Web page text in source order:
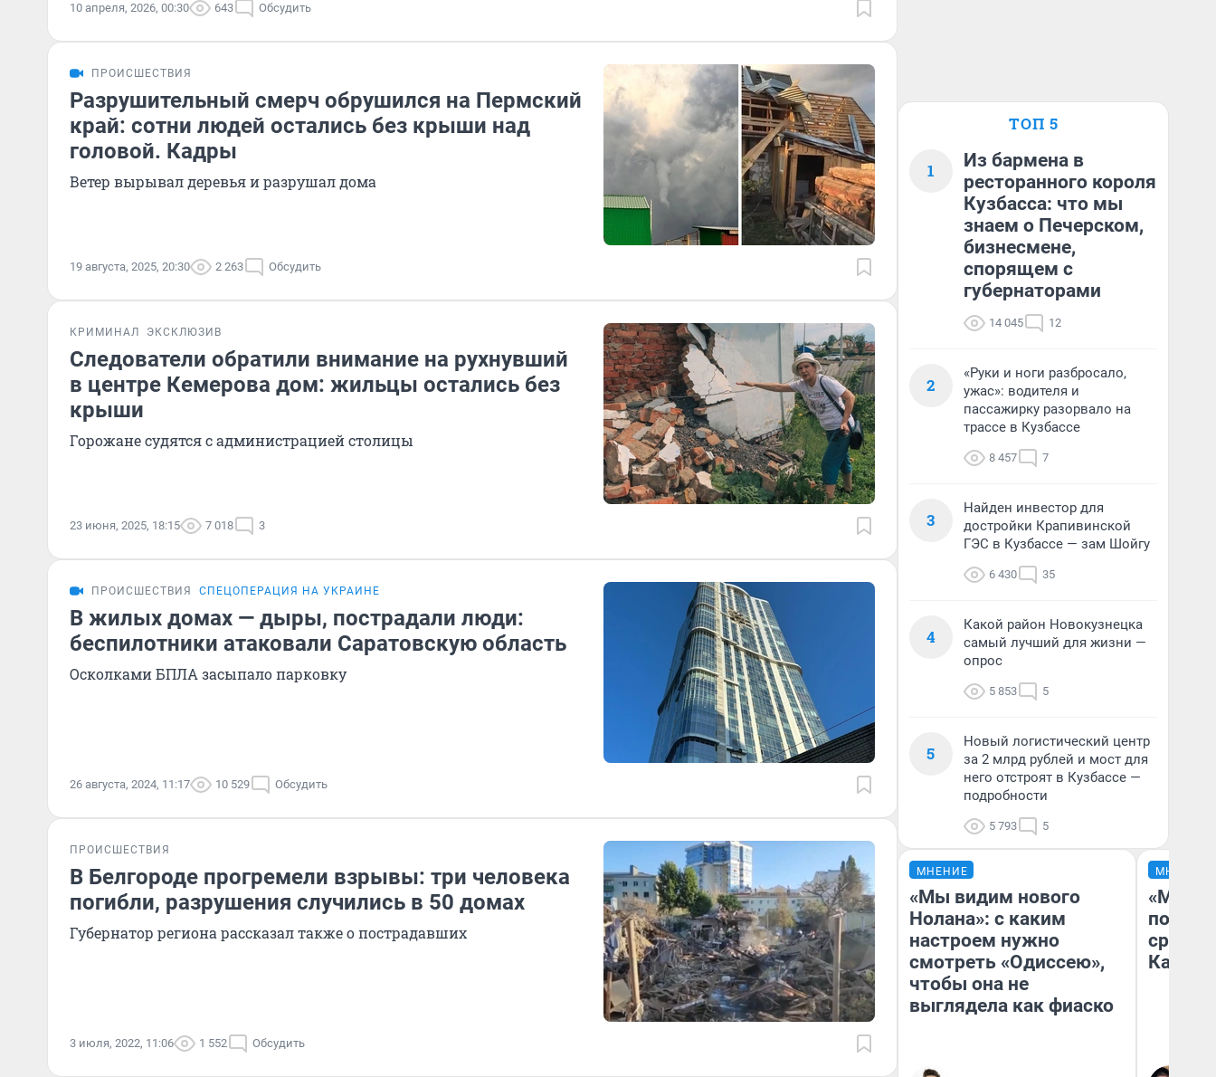
10 апреля, 2026, 00:30 643 Обсудить
ПРОИСШЕСТВИЯ
Разрушительный смерч обрушился на Пермский
край: сотни людей остались без крыши над
головой. Кадры
Ветер вырывал деревья и разрушал дома
19 августа, 2025, 20:30 2 263 Обсудить
КРИМИНАЛ ЭКСКЛЮЗИВ
Следователи обратили внимание на рухнувший
в центре Кемерова дом: жильцы остались без
крыши
Горожане судятся с администрацией столицы
23 июня, 2025, 18:15 7 018 3
ПРОИСШЕСТВИЯ СПЕЦОПЕРАЦИЯ НА УКРАИНЕ
В жилых домах — дыры, пострадали люди:
беспилотники атаковали Саратовскую область
Осколками БПЛА засыпало парковку
26 августа, 2024, 11:17 10 529 Обсудить
ПРОИСШЕСТВИЯ
В Белгороде прогремели взрывы: три человека
погибли, разрушения случились в 50 домах
Губернатор региона рассказал также о пострадавших
3 июля, 2022, 11:06 1 552 Обсудить
ТОП 5
1
Из бармена в
ресторанного короля
Кузбасса: что мы
знаем о Печерском,
бизнесмене,
спорящем с
губернаторами
14 045 12
2
«Руки и ноги разбросало,
ужас»: водителя и
пассажирку разорвало на
трассе в Кузбассе
8 457 7
3
Найден инвестор для
достройки Крапивинской
ГЭС в Кузбассе — зам Шойгу
6 430 35
4
Какой район Новокузнецка
самый лучший для жизни —
опрос
5 853 5
5
Новый логистический центр
за 2 млрд рублей и мост для
него отстроят в Кузбассе —
подробности
5 793 5
МНЕНИЕ
«Мы видим нового
Нолана»: с каким
настроем нужно
смотреть «Одиссею»,
чтобы она не
выглядела как фиаско
МНЕНИЕ